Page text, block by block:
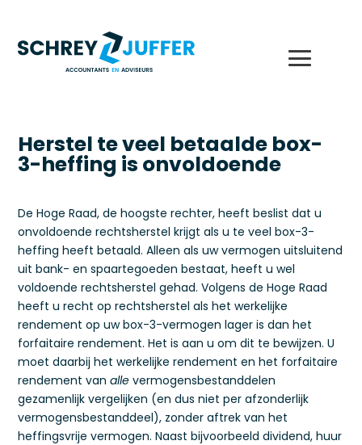
Herstel te veel betaalde box-
3-heffing is onvoldoende
De Hoge Raad, de hoogste rechter, heeft beslist dat u
onvoldoende rechtsherstel krijgt als u te veel box-3-
heffing heeft betaald. Alleen als uw vermogen uitsluitend
uit bank- en spaartegoeden bestaat, heeft u wel
voldoende rechtsherstel gehad. Volgens de Hoge Raad
heeft u recht op rechtsherstel als het werkelijke
rendement op uw box-3-vermogen lager is dan het
forfaitaire rendement. Het is aan u om dit te bewijzen. U
moet daarbij het werkelijke rendement en het forfaitaire
rendement vanalle vermogensbestanddelen
gezamenlijk vergelijken (en dus niet per afzonderlijk
vermogensbestanddeel), zonder aftrek van het
heffingsvrije vermogen. Naast bijvoorbeeld dividend, huur